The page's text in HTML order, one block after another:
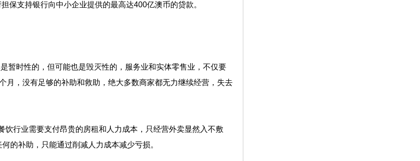
支持银行向中小企业提供的最高达400亿澳币的贷款。
时性的，但可能也是毁灭性的，服务业和实体零售业，不仅要
月，没有足够的补助和救助，绝大多数商家都无力继续经营，失去
行业需要支付昂贵的房租和人力成本，只经营外卖显然入不敷
的补助，只能通过削减人力成本减少亏损。